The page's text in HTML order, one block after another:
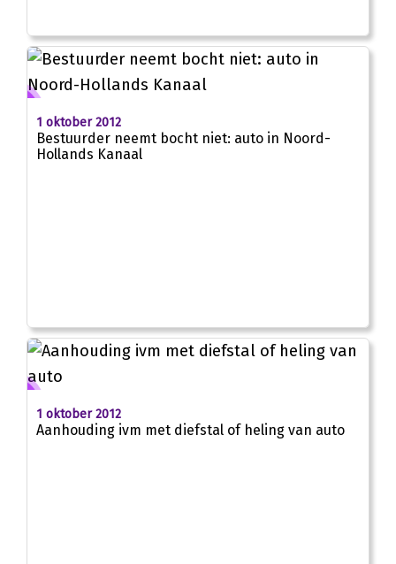
1 oktober 2012
Bestuurder neemt bocht niet: auto in Noord-
Hollands Kanaal
1 oktober 2012
Aanhouding ivm met diefstal of heling van auto